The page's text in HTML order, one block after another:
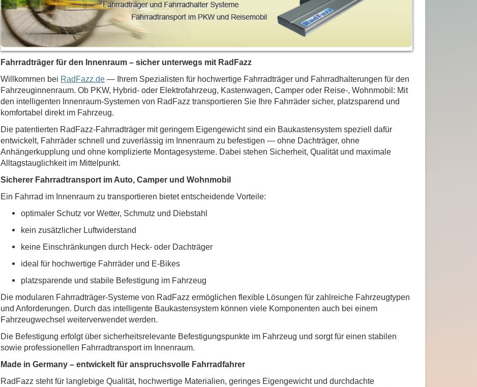
Fahrradträger für den Innenraum – sicher unterwegs mit RadFazz
Willkommen bei RadFazz.de — Ihrem Spezialisten für hochwertige Fahrradträger und Fahrradhalterungen für den
Fahrzeuginnenraum. Ob PKW, Hybrid- oder Elektrofahrzeug, Kastenwagen, Camper oder Reise-, Wohnmobil: Mit
den intelligenten Innenraum-Systemen von RadFazz transportieren Sie Ihre Fahrräder sicher, platzsparend und
komfortabel direkt im Fahrzeug.
Die patentierten RadFazz-Fahrradträger mit geringem Eigengewicht sind ein Baukastensystem speziell dafür
entwickelt, Fahrräder schnell und zuverlässig im Innenraum zu befestigen — ohne Dachträger, ohne
Anhängerkupplung und ohne komplizierte Montagesysteme. Dabei stehen Sicherheit, Qualität und maximale
Alltagstauglichkeit im Mittelpunkt.
Sicherer Fahrradtransport im Auto, Camper und Wohnmobil
Ein Fahrrad im Innenraum zu transportieren bietet entscheidende Vorteile:
optimaler Schutz vor Wetter, Schmutz und Diebstahl
kein zusätzlicher Luftwiderstand
keine Einschränkungen durch Heck- oder Dachträger
ideal für hochwertige Fahrräder und E-Bikes
platzsparende und stabile Befestigung im Fahrzeug
Die modularen Fahrradträger-Systeme von RadFazz ermöglichen flexible Lösungen für zahlreiche Fahrzeugtypen
und Anforderungen. Durch das intelligente Baukastensystem können viele Komponenten auch bei einem
Fahrzeugwechsel weiterverwendet werden.
Die Befestigung erfolgt über sicherheitsrelevante Befestigungspunkte im Fahrzeug und sorgt für einen stabilen
sowie professionellen Fahrradtransport im Innenraum.
Made in Germany – entwickelt für anspruchsvolle Fahrradfahrer
RadFazz steht für langlebige Qualität, hochwertige Materialien, geringes Eigengewicht und durchdachte